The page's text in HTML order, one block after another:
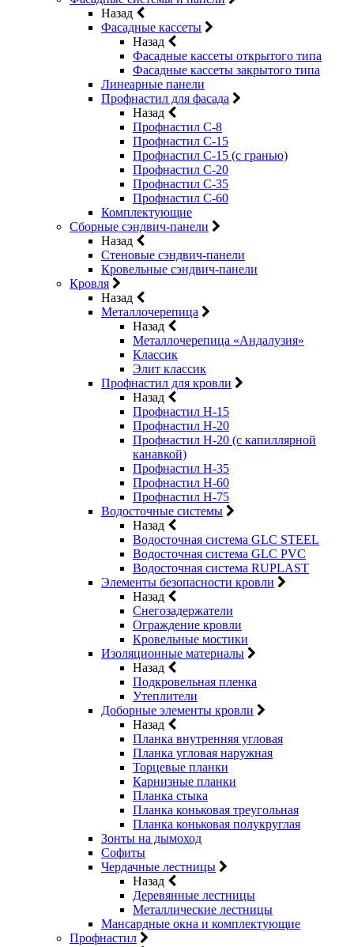
Назад
Фасадные кассеты
Назад
Фасадные кассеты открытого типа
Фасадные кассеты закрытого типа
Линеарные панели
Профнастил для фасада
Назад
Профнастил С-8
Профнастил С-15
Профнастил С-15 (с гранью)
Профнастил С-20
Профнастил С-35
Профнастил С-60
Комплектующие
Сборные сэндвич-панели
Назад
Стеновые сэндвич-панели
Кровельные сэндвич-панели
Кровля
Назад
Металлочерепица
Назад
Металлочерепица «Андалузия»
Классик
Элит классик
Профнастил для кровли
Назад
Профнастил Н-15
Профнастил Н-20
Профнастил Н-20 (с капиллярной
канавкой)
Профнастил Н-35
Профнастил Н-60
Профнастил Н-75
Водосточные системы
Назад
Водосточная система GLC STEEL
Водосточная система GLC PVC
Водосточная система RUPLAST
Элементы безопасности кровли
Назад
Снегозадержатели
Ограждение кровли
Кровельные мостики
Изоляционные материалы
Назад
Подкровельная пленка
Утеплители
Доборные элементы кровли
Назад
Планка внутренняя угловая
Планка угловая наружная
Торцевые планки
Карнизные планки
Планка стыка
Планка коньковая треугольная
Планка коньковая полукруглая
Зонты на дымоход
Софиты
Чердачные лестницы
Назад
Деревянные лестницы
Металлические лестницы
Мансардные окна и комплектующие
Профнастил